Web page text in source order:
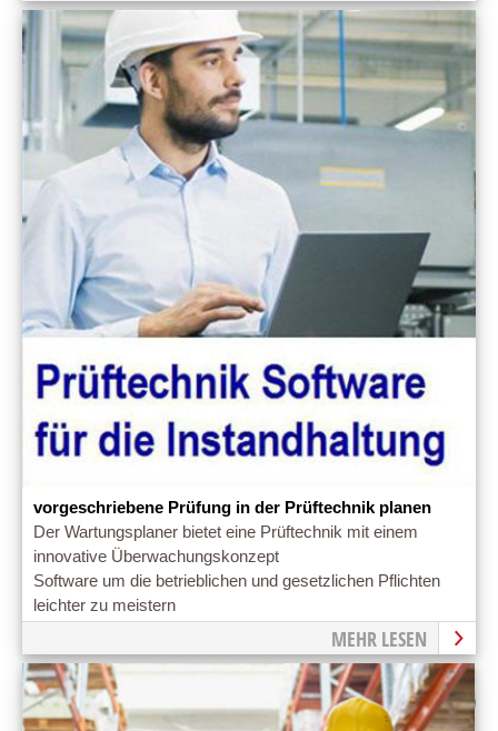
vorgeschriebene Prüfung in der Prüftechnik planen
Der Wartungsplaner bietet eine Prüftechnik mit einem
innovative Überwachungskonzept
Software um die betrieblichen und gesetzlichen Pflichten
leichter zu meistern
MEHR LESEN